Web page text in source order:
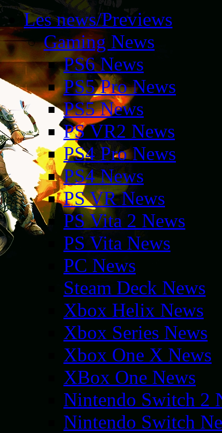
Les news/Previews
Gaming News
PS6 News
PS5 Pro News
PS5 News
PS VR2 News
PS4 Pro News
PS4 News
PS VR News
PS Vita 2 News
PS Vita News
PC News
Steam Deck News
Xbox Helix News
Xbox Series News
Xbox One X News
XBox One News
Nintendo Switch 2
Nintendo Switch